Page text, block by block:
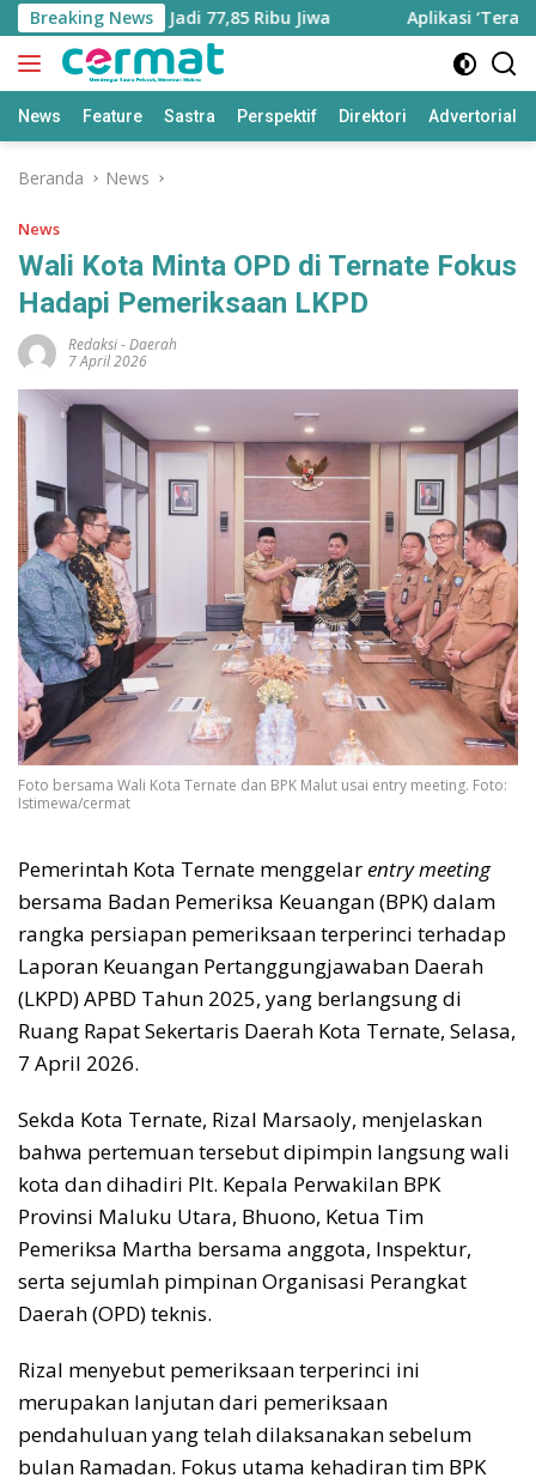
Langsung
ke
konten
Breaking News
Bertambah Jadi 77,85 Ribu Jiwa Aplikasi ‘Teras
News Feature Sastra Perspektif Direktori Advertorial
Beranda News
News
Wali Kota Minta OPD di Ternate Fokus
Hadapi Pemeriksaan LKPD
Redaksi-Daerah
7 April 2026
Foto bersama Wali Kota Ternate dan BPK Malut usai entry meeting. Foto:
Istimewa/cermat
Pemerintah Kota Ternate menggelarentry meeting
bersama Badan Pemeriksa Keuangan (BPK) dalam
rangka persiapan pemeriksaan terperinci terhadap
Laporan Keuangan Pertanggungjawaban Daerah
(LKPD) APBD Tahun 2025, yang berlangsung di
Ruang Rapat Sekertaris Daerah Kota Ternate, Selasa,
7 April 2026.
Sekda Kota Ternate, Rizal Marsaoly, menjelaskan
bahwa pertemuan tersebut dipimpin langsung wali
kota dan dihadiri Plt. Kepala Perwakilan BPK
Provinsi Maluku Utara, Bhuono, Ketua Tim
Pemeriksa Martha bersama anggota, Inspektur,
serta sejumlah pimpinan Organisasi Perangkat
Daerah (OPD) teknis.
Rizal menyebut pemeriksaan terperinci ini
merupakan lanjutan dari pemeriksaan
pendahuluan yang telah dilaksanakan sebelum
bulan Ramadan. Fokus utama kehadiran tim BPK